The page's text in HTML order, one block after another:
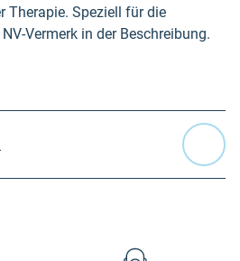
Therapie. Speziell für die
Vermerk in der Beschreibung.